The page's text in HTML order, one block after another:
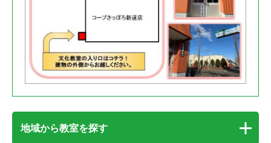
地域から教室を探す